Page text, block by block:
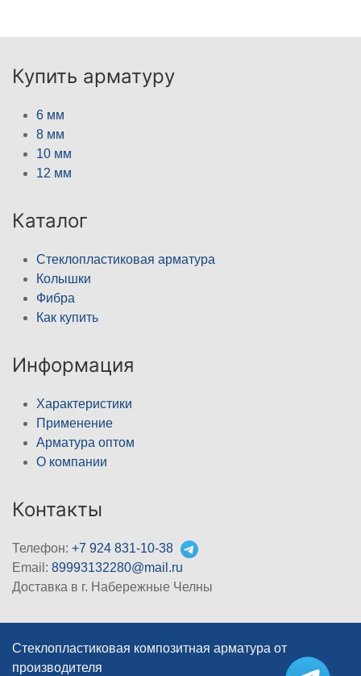
Купить арматуру
6 мм
8 мм
10 мм
12 мм
Каталог
Стеклопластиковая арматура
Колышки
Фибра
Как купить
Информация
Характеристики
Применение
Арматура оптом
О компании
Контакты
Телефон: +7 924 831-10-38
Email: 89993132280@mail.ru
Доставка в г. Набережные Челны
Стеклопластиковая композитная арматура от
производителя